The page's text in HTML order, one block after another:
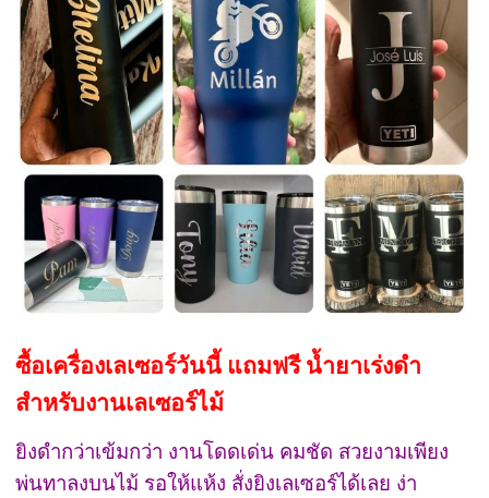
ซื้อเครื่องเลเซอร์วันนี้ แถมฟรี น้ำยาเร่งดำ
สำหรับงานเลเซอร์ไม้
ยิงดำกว่าเข้มกว่า งานโดดเด่น คมชัด สวยงามเพียง
พ่นทาลงบนไม้ รอให้แห้ง สั่งยิงเลเซอร์ได้เลย ง่า